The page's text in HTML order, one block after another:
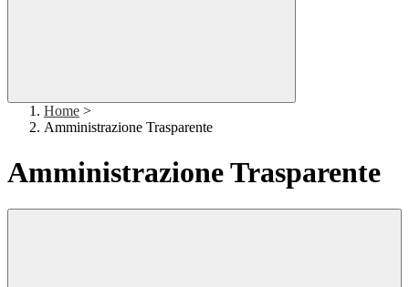
Home >
Amministrazione Trasparente
Amministrazione Trasparente